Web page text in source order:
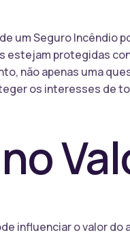
um Seguro Incêndio
estejam protegidas
não apenas uma
os interesses de
influenciar o valor